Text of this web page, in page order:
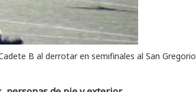
B al derrotar en semifinales al San Gregorio